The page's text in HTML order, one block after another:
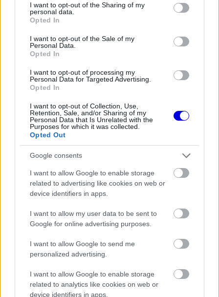
not limited to your visit or usage behaviour. You may click to
grant or deny consent to Google and its third-party tags to
use your data for below specified purposes in below Google
consent section.
I want to opt-out of the Sharing of my
personal data.
Opted In
I want to opt-out of the Sale of my
Personal Data.
Opted In
I want to opt-out of processing my
Personal Data for Targeted Advertising.
Opted In
I want to opt-out of Collection, Use,
Retention, Sale, and/or Sharing of my
Personal Data that Is Unrelated with the
Purposes for which it was collected.
Opted Out
Google consents
I want to allow Google to enable storage
related to advertising like cookies on web or
device identifiers in apps.
I want to allow my user data to be sent to
Google for online advertising purposes.
I want to allow Google to send me
personalized advertising.
I want to allow Google to enable storage
related to analytics like cookies on web or
device identifiers in apps.
versenybírók is vizsgálat alá vonták.
EZEKET IS AJÁNLJUK
FORMA-1
Hiába a hatalmas fejlesztési ugrás,
óriási a baj az Aston Martinnál
MOTORSPORTOK
Eszméletlenül terült el a fűben a
WRC-sztár a horrorisztikus bukás
után
FORMA-1
Toto Wolff ajánlatát Antonelli
"Az első szabadedzés jól sikerült, a második
viszont rendkívül nehéz volt" – értékelte a napot
Leclerc, aki végül a kilencedik helyen zárt